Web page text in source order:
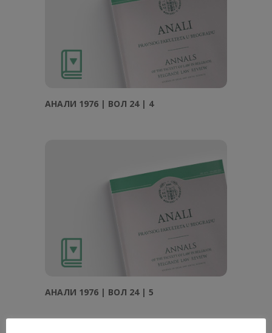
АНAЛИ 1976 | ВОЛ 24 | 4
АНAЛИ 1976 | ВОЛ 24 | 5